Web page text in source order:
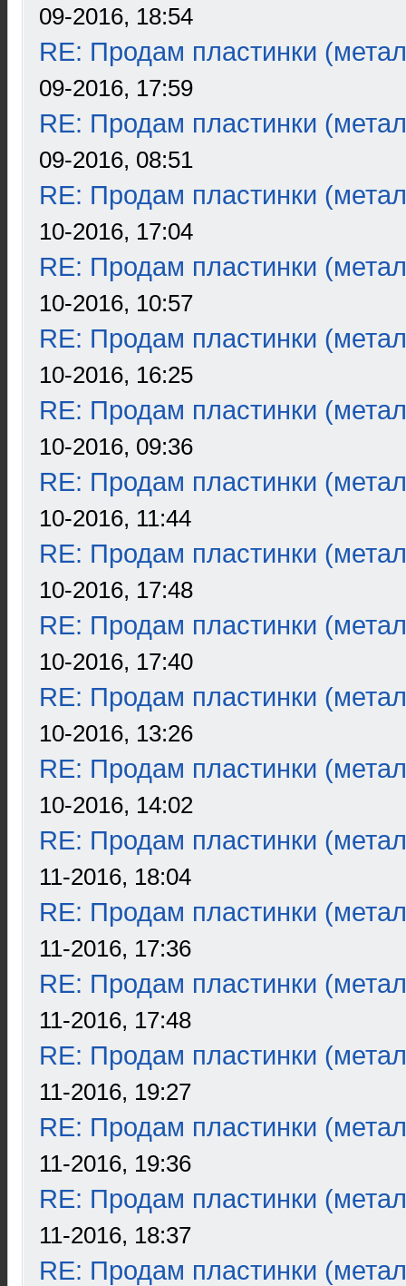
09-2016, 18:54
RE: Продам пластинки
09-2016, 17:59
RE: Продам пластинки
09-2016, 08:51
RE: Продам пластинки
10-2016, 17:04
RE: Продам пластинки
10-2016, 10:57
RE: Продам пластинки
10-2016, 16:25
RE: Продам пластинки
10-2016, 09:36
RE: Продам пластинки
10-2016, 11:44
RE: Продам пластинки
10-2016, 17:48
RE: Продам пластинки
10-2016, 17:40
RE: Продам пластинки
10-2016, 13:26
RE: Продам пластинки
10-2016, 14:02
RE: Продам пластинки
11-2016, 18:04
RE: Продам пластинки
11-2016, 17:36
RE: Продам пластинки
11-2016, 17:48
RE: Продам пластинки
11-2016, 19:27
RE: Продам пластинки
11-2016, 19:36
RE: Продам пластинки
11-2016, 18:37
RE: Продам пластинки